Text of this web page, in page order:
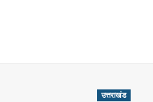
उत्तराखंड